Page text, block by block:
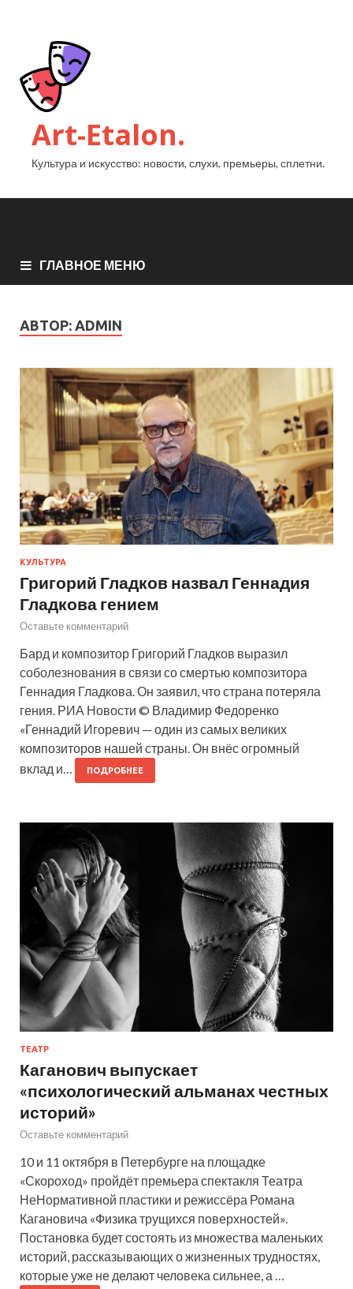
Art-Etalon.
Культура и искусство: новости, слухи, премьеры, сплетни.
ГЛАВНОЕ МЕНЮ
АВТОР: ADMIN
КУЛЬТУРА
Григорий Гладков назвал Геннадия
Гладкова гением
Оставьте комментарий
Бард и композитор Григорий Гладков выразил
соболезнования в связи со смертью композитора
Геннадия Гладкова. Он заявил, что страна потеряла
гения. РИА Новости © Владимир Федоренко
«Геннадий Игоревич — один из самых великих
композиторов нашей страны. Он внёс огромный
вклад и…
ПОДРОБНЕЕ
ТЕАТР
Каганович выпускает
«психологический альманах честных
историй»
Оставьте комментарий
10 и 11 октября в Петербурге на площадке
«Скороход» пройдёт премьера спектакля Театра
НеНормативной пластики и режиссёра Романа
Кагановича «Физика трущихся поверхностей».
Постановка будет состоять из множества маленьких
историй, рассказывающих о жизненных трудностях,
которые уже не делают человека сильнее, а …